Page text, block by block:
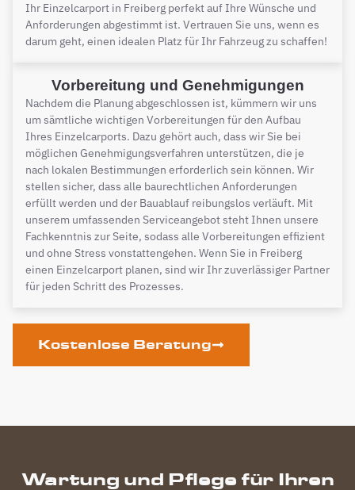
Ihr Einzelcarport in Freiberg perfekt auf Ihre Wünsche und
Anforderungen abgestimmt ist. Vertrauen Sie uns, wenn es
darum geht, einen idealen Platz für Ihr Fahrzeug zu schaffen!
Vorbereitung und Genehmigungen
Nachdem die Planung abgeschlossen ist, kümmern wir uns
um sämtliche wichtigen Vorbereitungen für den Aufbau
Ihres Einzelcarports. Dazu gehört auch, dass wir Sie bei
möglichen Genehmigungsverfahren unterstützen, die je
nach lokalen Bestimmungen erforderlich sein können. Wir
stellen sicher, dass alle baurechtlichen Anforderungen
erfüllt werden und der Bauablauf reibungslos verläuft. Mit
unserem umfassenden Serviceangebot steht Ihnen unsere
Fachkenntnis zur Seite, sodass alle Vorbereitungen effizient
und ohne Stress vonstattengehen. Wenn Sie in Freiberg
einen Einzelcarport planen, sind wir Ihr zuverlässiger Partner
für jeden Schritt des Prozesses.
Kostenlose Beratung
Wartung und Pflege für Ihren